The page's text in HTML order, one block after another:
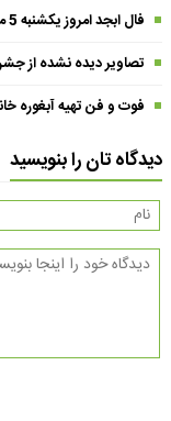
فال ابجد امروز یکشنبه 5 مرداد 1404 | حروف ابجد از تغییرات مثبت خبر می‌دهند !
تصاویر دیده نشده از
فوت و فن تهیه آبغوره
دیدگاه تان را بنویسید